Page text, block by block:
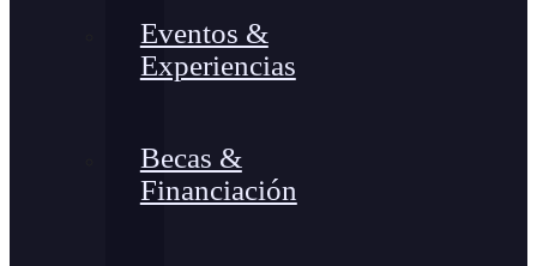
Eventos &
Experiencias
Becas &
Financiación